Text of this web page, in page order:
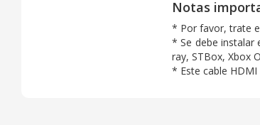
Notas
* Por favor, trate
* Se debe instalar
ray, STBox, Xbox
* Este cable